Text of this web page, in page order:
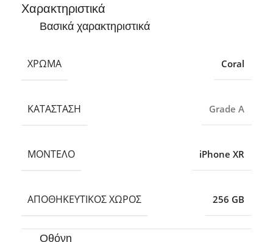
Χαρακτηριστικά
Βασικά χαρακτηριστικά
ΧΡΏΜΑ Coral
ΚΑΤΆΣΤΑΣΗ Grade A
ΜΟΝΤΈΛΟ iPhone XR
ΑΠΟΘΗΚΕΥΤΙΚΌΣ ΧΏΡΟΣ 256 GB
Οθόνη